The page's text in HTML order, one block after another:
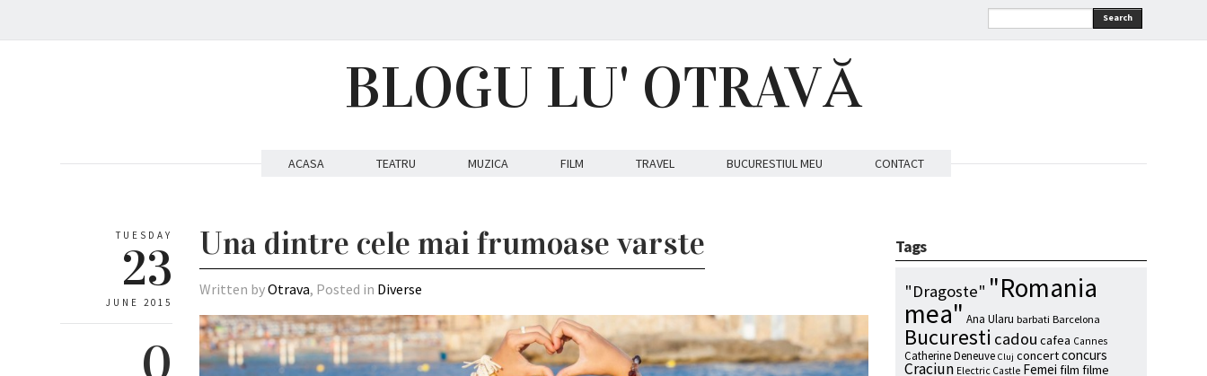
Search
BLOGU LU' OTRAVĂ
ACASA TEATRU MUZICA FILM TRAVEL BUCURESTIUL MEU CONTACT
TUESDAY
23
JUNE 2015
0
Una dintre cele mai frumoase varste
Written byOtrava, Posted in Diverse
Tags
"Dragoste" "Romania
mea" Ana Ularu barbati Barcelona
Bucuresti cadou cafea Cannes
Catherine Deneuve Cluj concertconcurs
Craciun Electric Castle Femei film filme